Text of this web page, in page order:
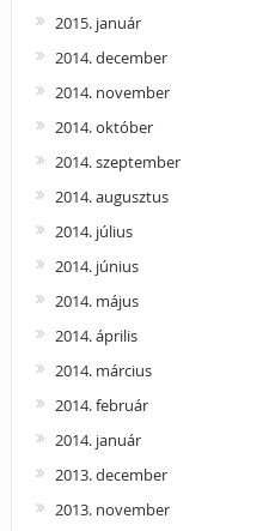
2015. január
2014. december
2014. november
2014. október
2014. szeptember
2014. augusztus
2014. július
2014. június
2014. május
2014. április
2014. március
2014. február
2014. január
2013. december
2013. november